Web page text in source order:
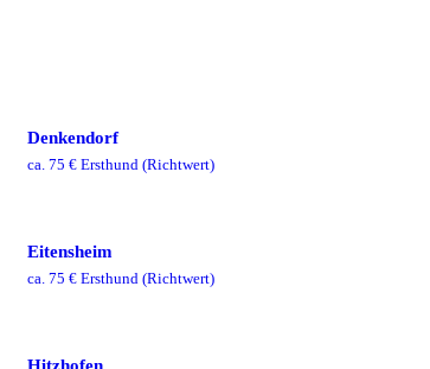
Denkendorf
ca. 75 € Ersthund (Richtwert)
Eitensheim
ca. 75 € Ersthund (Richtwert)
Hitzhofen